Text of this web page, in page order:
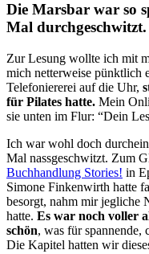
Die Marsbar war so
Mal durchgeschwitzt.
Zur Lesung wollte ich mit
mich netterweise pünktlich
Telefoniererei auf die Uhr,
für Pilates hatte. Mein
sie unten im Flur: “Dein
Ich war wohl doch
Mal nassgeschwitzt. Zum
Buchhandlung Stories! in
Simone Finkenwirth hatte
besorgt, nahm mir jegliche
hatte. Es war noch voller
schön, was für spannende,
Die Kapitel hatten wir